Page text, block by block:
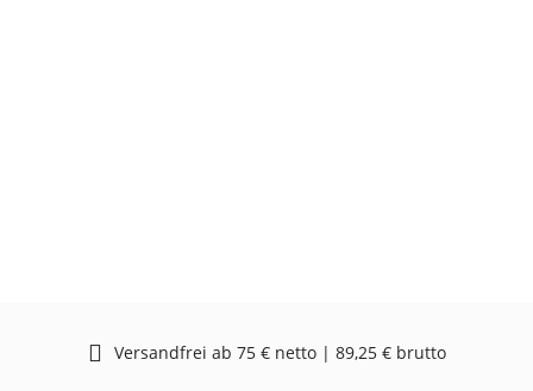
Versandfrei ab 75 € netto | 89,25 € brutto